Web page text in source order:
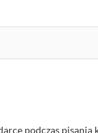
podczas pisania